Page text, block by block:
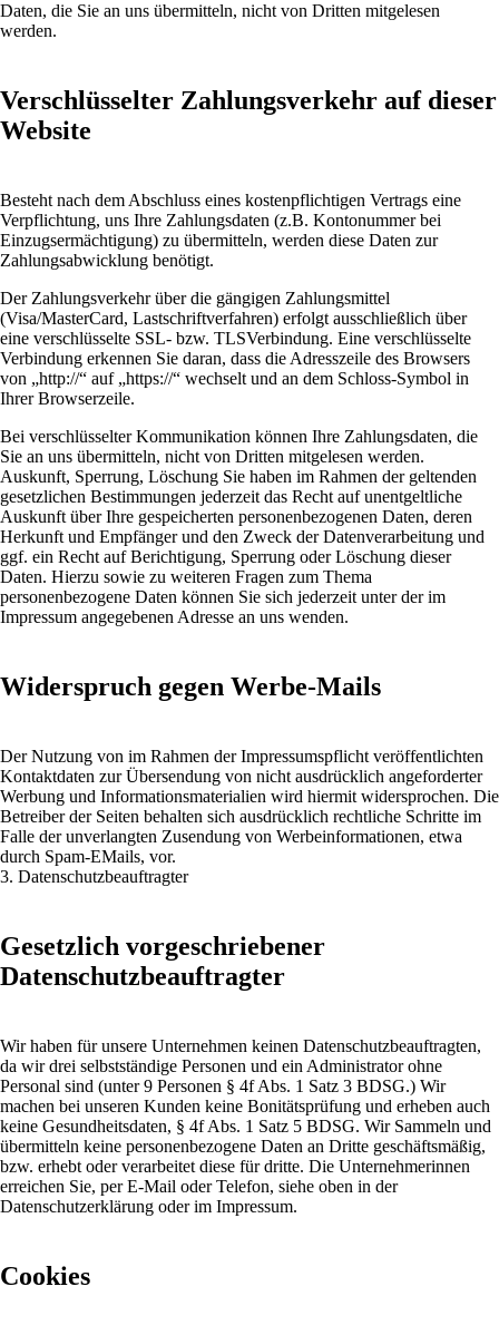
Daten, die Sie an uns übermitteln, nicht von Dritten mitgelesen
werden.
Verschlüsselter Zahlungsverkehr auf dieser
Website
Besteht nach dem Abschluss eines kostenpflichtigen Vertrags eine
Verpflichtung, uns Ihre Zahlungsdaten (z.B. Kontonummer bei
Einzugsermächtigung) zu übermitteln, werden diese Daten zur
Zahlungsabwicklung benötigt.
Der Zahlungsverkehr über die gängigen Zahlungsmittel
(Visa/MasterCard, Lastschriftverfahren) erfolgt ausschließlich über
eine verschlüsselte SSL- bzw. TLSVerbindung. Eine verschlüsselte
Verbindung erkennen Sie daran, dass die Adresszeile des Browsers
von „http://“ auf „https://“ wechselt und an dem Schloss-Symbol in
Ihrer Browserzeile.
Bei verschlüsselter Kommunikation können Ihre Zahlungsdaten, die
Sie an uns übermitteln, nicht von Dritten mitgelesen werden.
Auskunft, Sperrung, Löschung Sie haben im Rahmen der geltenden
gesetzlichen Bestimmungen jederzeit das Recht auf unentgeltliche
Auskunft über Ihre gespeicherten personenbezogenen Daten, deren
Herkunft und Empfänger und den Zweck der Datenverarbeitung und
ggf. ein Recht auf Berichtigung, Sperrung oder Löschung dieser
Daten. Hierzu sowie zu weiteren Fragen zum Thema
personenbezogene Daten können Sie sich jederzeit unter der im
Impressum angegebenen Adresse an uns wenden.
Widerspruch gegen Werbe-Mails
Der Nutzung von im Rahmen der Impressumspflicht veröffentlichten
Kontaktdaten zur Übersendung von nicht ausdrücklich angeforderter
Werbung und Informationsmaterialien wird hiermit widersprochen. Die
Betreiber der Seiten behalten sich ausdrücklich rechtliche Schritte im
Falle der unverlangten Zusendung von Werbeinformationen, etwa
durch Spam-EMails, vor.
3. Datenschutzbeauftragter
Gesetzlich vorgeschriebener
Datenschutzbeauftragter
Wir haben für unsere Unternehmen keinen Datenschutzbeauftragten,
da wir drei selbstständige Personen und ein Administrator ohne
Personal sind (unter 9 Personen § 4f Abs. 1 Satz 3 BDSG.) Wir
machen bei unseren Kunden keine Bonitätsprüfung und erheben auch
keine Gesundheitsdaten, § 4f Abs. 1 Satz 5 BDSG. Wir Sammeln und
übermitteln keine personenbezogene Daten an Dritte geschäftsmäßig,
bzw. erhebt oder verarbeitet diese für dritte. Die Unternehmerinnen
erreichen Sie, per E-Mail oder Telefon, siehe oben in der
Datenschutzerklärung oder im Impressum.
Cookies